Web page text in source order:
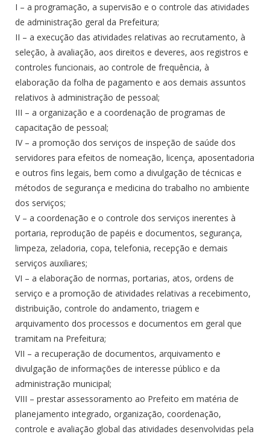
I – a programação, a supervisão e o controle das atividades
de administração geral da Prefeitura;
II – a execução das atividades relativas ao recrutamento, à
seleção, à avaliação, aos direitos e deveres, aos registros e
controles funcionais, ao controle de frequência, à
elaboração da folha de pagamento e aos demais assuntos
relativos à administração de pessoal;
III – a organização e a coordenação de programas de
capacitação de pessoal;
IV – a promoção dos serviços de inspeção de saúde dos
servidores para efeitos de nomeação, licença, aposentadoria
e outros fins legais, bem como a divulgação de técnicas e
métodos de segurança e medicina do trabalho no ambiente
dos serviços;
V – a coordenação e o controle dos serviços inerentes à
portaria, reprodução de papéis e documentos, segurança,
limpeza, zeladoria, copa, telefonia, recepção e demais
serviços auxiliares;
VI – a elaboração de normas, portarias, atos, ordens de
serviço e a promoção de atividades relativas a recebimento,
distribuição, controle do andamento, triagem e
arquivamento dos processos e documentos em geral que
tramitam na Prefeitura;
VII – a recuperação de documentos, arquivamento e
divulgação de informações de interesse público e da
administração municipal;
VIII – prestar assessoramento ao Prefeito em matéria de
planejamento integrado, organização, coordenação,
controle e avaliação global das atividades desenvolvidas pela